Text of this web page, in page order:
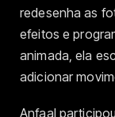
redesenha as
efeitos e
animada, ela
adicionar
Anfaal